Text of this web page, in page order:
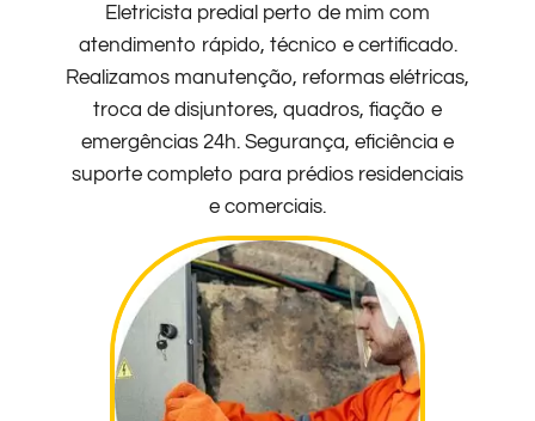
Eletricista predial perto de mim com
atendimento rápido, técnico e certificado.
Realizamos manutenção, reformas elétricas,
troca de disjuntores, quadros, fiação e
emergências 24h. Segurança, eficiência e
suporte completo para prédios residenciais
e comerciais.